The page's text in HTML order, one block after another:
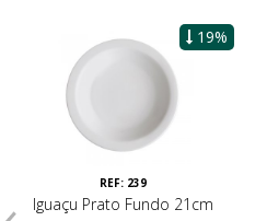
19%
REF: 239
Iguaçu Prato Fundo 21cm